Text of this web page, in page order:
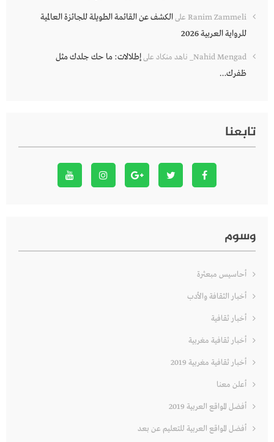
Ranim Zammeli علىالكشف عن القائمة الطويلة للجائزة العالمية
للرواية العربية 2026
Nahid Mengad_ ناهد منكاد علىإطلالات: ما حك جلدك مثل
ظفرك…
تابعنا
وسوم
أحاسيس مبعثرة
أخبار الثقافة والأدب
أخبار ثقافية
أخبار ثقافية مغربية
أخبار ثقافية مغربية 2019
أعلن معنا
أفضل المواقع العربية 2019
أفضل المواقع العربية للتعليم عن بعد